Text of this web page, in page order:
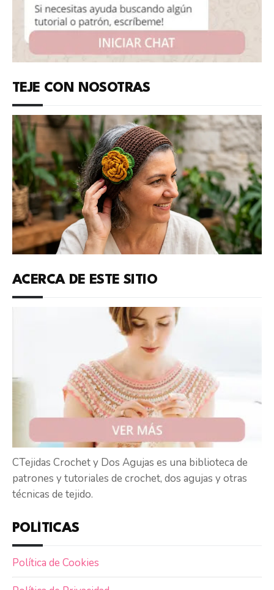
TEJE CON NOSOTRAS
ACERCA DE ESTE SITIO
CTejidas Crochet y Dos Agujas es una biblioteca de
patrones y tutoriales de crochet, dos agujas y otras
técnicas de tejido.
POLÍTICAS
Política de Cookies